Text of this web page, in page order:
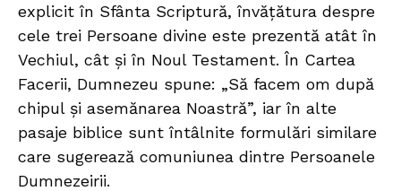
explicit în Sfânta Scriptură, învățătura despre
cele trei Persoane divine este prezentă atât în
Vechiul, cât și în Noul Testament. În Cartea
Facerii, Dumnezeu spune: „Să facem om după
chipul și asemănarea Noastră”, iar în alte
pasaje biblice sunt întâlnite formulări similare
care sugerează comuniunea dintre Persoanele
Dumnezeirii.